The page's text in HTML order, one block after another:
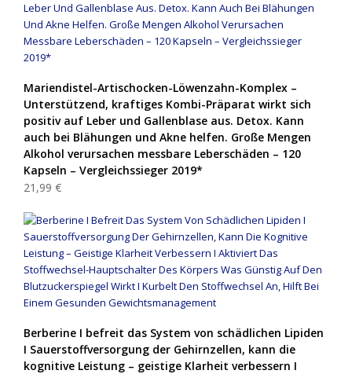
Mariendistel-Artischocken-Löwenzahn-Komplex –
Unterstützend, kraftiges Kombi-Präparat wirkt sich
positiv auf Leber und Gallenblase aus. Detox. Kann
auch bei Blähungen und Akne helfen. Große Mengen
Alkohol verursachen messbare Leberschäden – 120
Kapseln – Vergleichssieger 2019*
21,99 €
Berberine I befreit das System von schädlichen Lipiden
I Sauerstoffversorgung der Gehirnzellen, kann die
kognitive Leistung – geistige Klarheit verbessern I